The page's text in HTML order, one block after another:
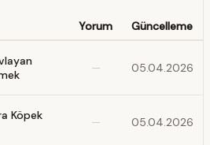
Yorum Güncelleme
— 05.04.2026
Köpek
— 05.04.2026